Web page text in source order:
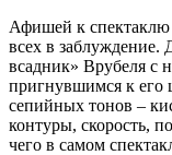
Афишей к
всех в заблуждение.
всадник» Врубеля с
пригнувшимся к его
сепийных тонов –
контуры, скорость,
чего в самом